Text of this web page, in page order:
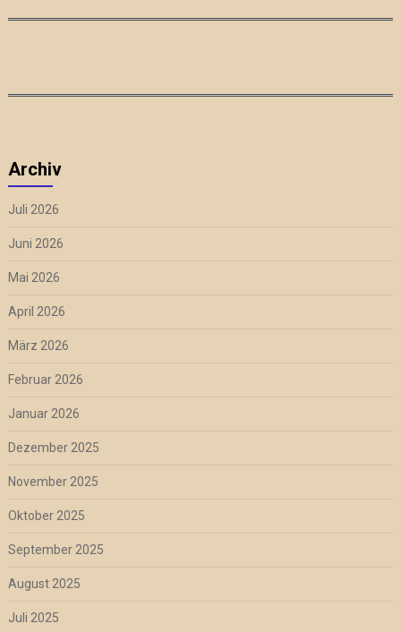
Archiv
Juli 2026
Juni 2026
Mai 2026
April 2026
März 2026
Februar 2026
Januar 2026
Dezember 2025
November 2025
Oktober 2025
September 2025
August 2025
Juli 2025